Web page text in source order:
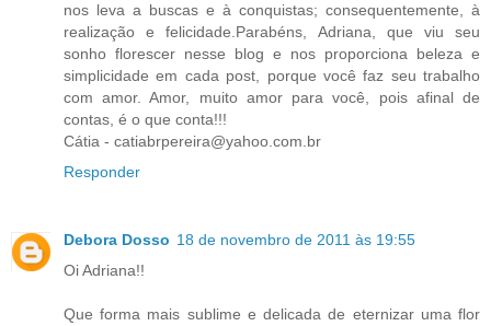
nos leva a buscas e à conquistas; consequentemente, à
realização e felicidade.Parabéns, Adriana, que viu seu
sonho florescer nesse blog e nos proporciona beleza e
simplicidade em cada post, porque você faz seu trabalho
com amor. Amor, muito amor para você, pois afinal de
contas, é o que conta!!!
Cátia - catiabrpereira@yahoo.com.br
Responder
Debora Dosso 18 de novembro de 2011 às 19:55
Oi Adriana!!
Que forma mais sublime e delicada de eternizar uma flor